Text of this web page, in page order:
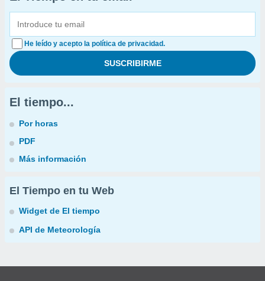
He leído y acepto la política de privacidad.
El tiempo...
Por horas
PDF
Más información
El Tiempo en tu Web
Widget de El tiempo
API de Meteorología